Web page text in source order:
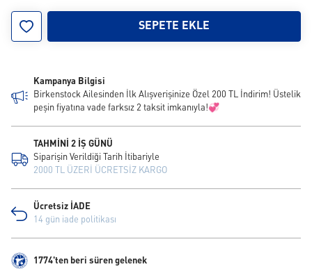
44 45 46
SEPETE EKLE
Kampanya Bilgisi
Birkenstock Ailesinden İlk Alışverişinize Özel 200 TL İndirim! Üstelik
peşin fiyatına vade farksız 2 taksit imkanıyla!💞
TAHMİNİ 2 İŞ GÜNÜ
Siparişin Verildiği Tarih İtibariyle
2000 TL ÜZERİ ÜCRETSİZ KARGO
Ücretsiz İADE
14 gün iade politikası
1774'ten beri süren gelenek